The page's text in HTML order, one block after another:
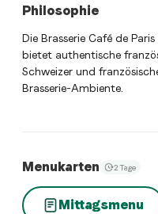
Philosophie
Die Brasserie Café de
bietet authentische
Schweizer und
Brasserie-Ambiente.
Menukarten 2 Tage
Mittagsmenu